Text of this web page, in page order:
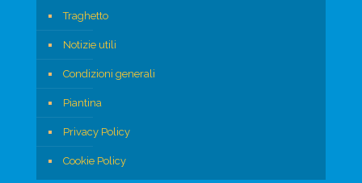
Traghetto
Notizie utili
Condizioni generali
Piantina
Privacy Policy
Cookie Policy